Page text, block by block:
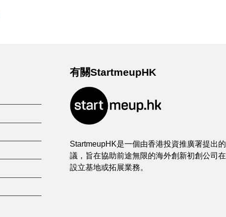
有關StartmeupHK
StartmeupHK是一個由香港投資推廣署提出
議，旨在協助前途無限的海外創新初創公司
設立基地或拓展業務。